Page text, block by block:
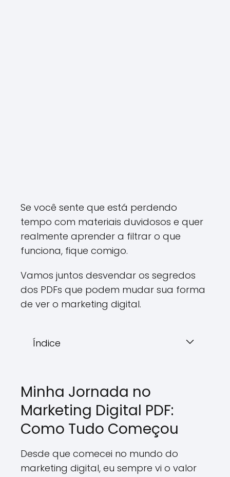
Se você sente que está perdendo
tempo com materiais duvidosos e quer
realmente aprender a filtrar o que
funciona, fique comigo.
Vamos juntos desvendar os segredos
dos PDFs que podem mudar sua forma
de ver o marketing digital.
Índice
Minha Jornada no
Marketing Digital PDF:
Como Tudo Começou
Desde que comecei no mundo do
marketing digital, eu sempre vi o valor